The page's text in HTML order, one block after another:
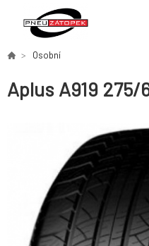
Osobní
Aplus A919 275/